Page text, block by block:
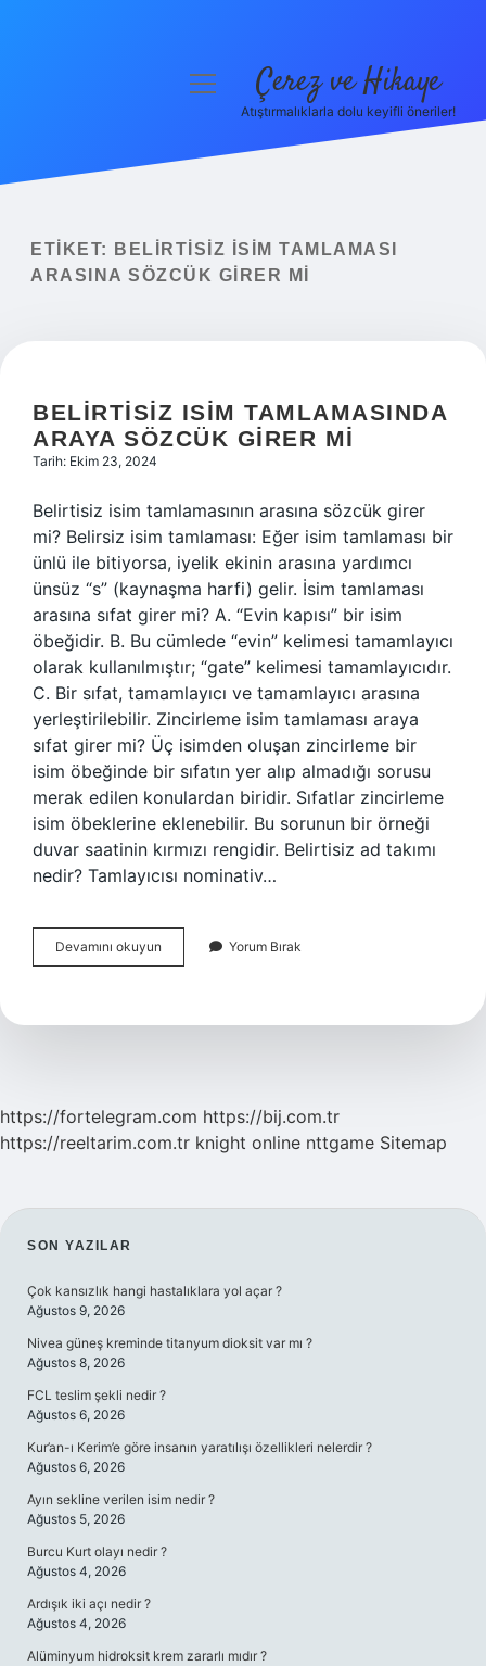
Yasal Uyarı
menüyü Çerez ve Hikaye
Atıştırmalıklarla dolu keyifli öneriler!
ETIKET:
BELIRTISIZ ISIM TAMLAMASI
ARASINA SÖZCÜK GIRER MI
BELIRTISIZ ISIM TAMLAMASINDA
ARAYA SÖZCÜK GIRER MI
Tarih: Ekim 23, 2024
Belirtisiz isim tamlamasının arasına sözcük girer
mi? Belirsiz isim tamlaması: Eğer isim tamlaması bir
ünlü ile bitiyorsa, iyelik ekinin arasına yardımcı
ünsüz “s” (kaynaşma harfi) gelir. İsim tamlaması
arasına sıfat girer mi? A. “Evin kapısı” bir isim
öbeğidir. B. Bu cümlede “evin” kelimesi tamamlayıcı
olarak kullanılmıştır; “gate” kelimesi tamamlayıcıdır.
C. Bir sıfat, tamamlayıcı ve tamamlayıcı arasına
yerleştirilebilir. Zincirleme isim tamlaması araya
sıfat girer mi? Üç isimden oluşan zincirleme bir
isim öbeğinde bir sıfatın yer alıp almadığı sorusu
merak edilen konulardan biridir. Sıfatlar zincirleme
isim öbeklerine eklenebilir. Bu sorunun bir örneği
duvar saatinin kırmızı rengidir. Belirtisiz ad takımı
nedir? Tamlayıcısı nominativ…
Devamını okuyun Belirtisiz
Isim
Sözcük
Yorum Bırak
https://fortelegram.com https://bij.com.tr
https://reeltarim.com.tr knight online nttgame Sitemap
SIDEBAR
SON YAZILAR
Çok kansızlık hangi hastalıklara yol açar ?
Ağustos 9, 2026
Nivea güneş kreminde titanyum dioksit var mı ?
Ağustos 8, 2026
FCL teslim şekli nedir ?
Ağustos 6, 2026
Kur’an-ı Kerim’e göre insanın yaratılışı özellikleri nelerdir ?
Ağustos 6, 2026
Ayın sekline verilen isim nedir ?
Ağustos 5, 2026
Burcu Kurt olayı nedir ?
Ağustos 4, 2026
Ardışık iki açı nedir ?
Ağustos 4, 2026
Alüminyum hidroksit krem zararlı mıdır ?